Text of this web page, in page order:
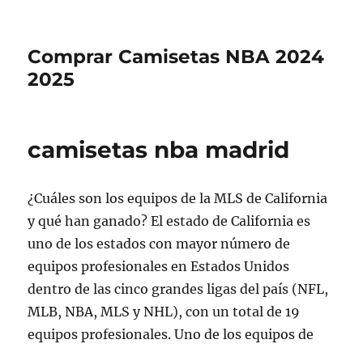
Comprar Camisetas NBA 2024
2025
camisetas nba madrid
¿Cuáles son los equipos de la MLS de California
y qué han ganado? El estado de California es
uno de los estados con mayor número de
equipos profesionales en Estados Unidos
dentro de las cinco grandes ligas del país (NFL,
MLB, NBA, MLS y NHL), con un total de 19
equipos profesionales. Uno de los equipos de